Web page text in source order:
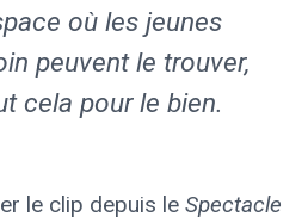
où les jeunes
peuvent le trouver,
cela pour le bien.
le clip depuis le Spectacle